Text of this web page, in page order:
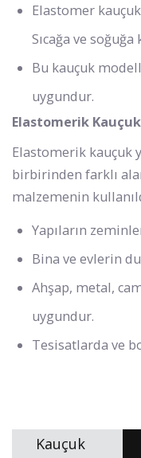
Elastomer
Sıcağa ve
Bu kauçuk
uygundur.
Elastomerik
Elastomerik kauçuk
birbirinden farklı
malzemenin
Yapıların
Bina ve evlerin
Ahşap, metal,
uygundur.
Tesisatlarda ve
Kauçuk